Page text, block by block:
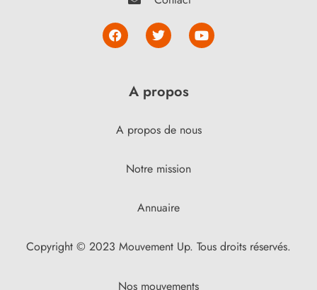
A propos
A propos de nous
Notre mission
Annuaire
Copyright © 2023 Mouvement Up. Tous droits réservés.
Nos mouvements